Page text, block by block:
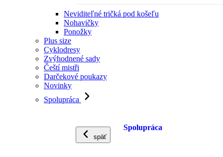
Neviditeľné tričká pod košeľu
Nohavičky
Ponožky
Plus size
Cyklodresy
Zvýhodnené sady
Čeští mistři
Darčekové poukazy
Novinky
Spolupráca
späť
Spolupráca